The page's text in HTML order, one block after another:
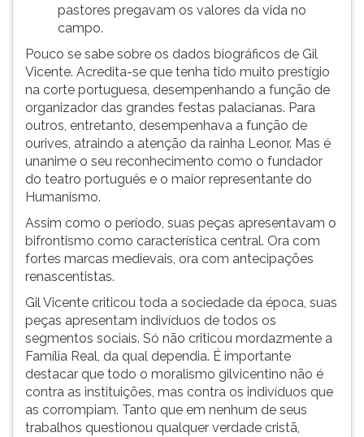
pastores pregavam os valores da vida no
campo.
Pouco se sabe sobre os dados biográficos de Gil
Vicente. Acredita-se que tenha tido muito prestígio
na corte portuguesa, desempenhando a função de
organizador das grandes festas palacianas. Para
outros, entretanto, desempenhava a função de
ourives, atraindo a atenção da rainha Leonor. Mas é
unanime o seu reconhecimento como o fundador
do teatro português e o maior representante do
Humanismo.
Assim como o período, suas peças apresentavam o
bifrontismo como característica central. Ora com
fortes marcas medievais, ora com antecipações
renascentistas.
Gil Vicente criticou toda a sociedade da época, suas
peças apresentam indivíduos de todos os
segmentos sociais. Só não criticou mordazmente a
Família Real, da qual dependia. É importante
destacar que todo o moralismo gilvicentino não é
contra as instituições, mas contra os indivíduos que
as corrompiam. Tanto que em nenhum de seus
trabalhos questionou qualquer verdade cristã,